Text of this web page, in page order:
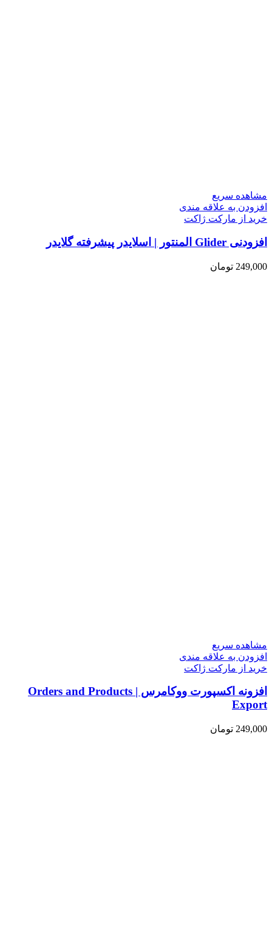
مشاهده سریع
افزودن به علاقه مندی
خرید از مارکت ژاکت
افزودنی Glider المنتور | اسلایدر پیشرفته گلایدر
249,000 تومان
مشاهده سریع
افزودن به علاقه مندی
خرید از مارکت ژاکت
افزونه اکسپورت ووکامرس | Orders and Products
Export
249,000 تومان